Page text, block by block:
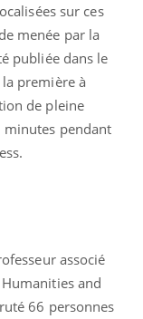
sur ces
menée par la
publiée dans le
première à
de pleine
minutes pendant
associé
and
66 personnes